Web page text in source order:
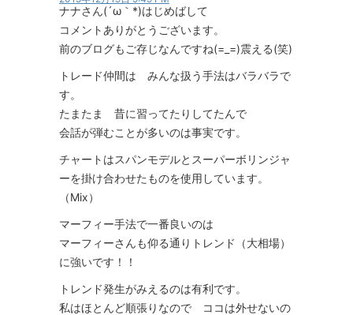
ナナさん(´ω｀*)はじめばして
コメントありがとうございます。
前のブログもご存じなんですね(=_=)震える(笑)
トレード仲間は みんな扱う手法はバラバラで
す。
たまたま 昔に習ってたりしてたんで
会話が弾むことが多いのは事実です。
チャートはスパンモデルとスーパーボリンジャ
ーを掛け合わせたものを使用しています。
（Mix）
マーフィー手法で一番良いのは
マーフィーさんも仰る通りトレンド（大相場）
に強いです！！
トレンド発生がみえるのは有利です。
私はほとんど順張りなので ココは外せないの